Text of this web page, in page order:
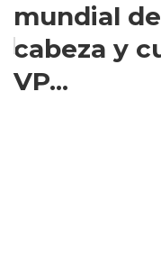
mundial
cabeza y
VP...